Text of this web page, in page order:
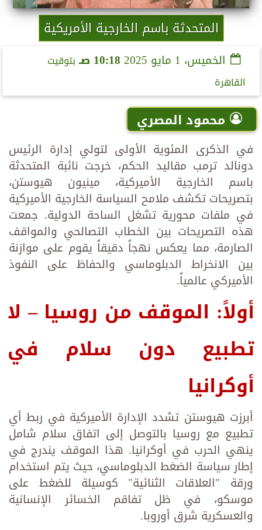
المتحدثة باسم الخارجية الأمريكية
الخميس، 1 مايو 2025 10:18 صـ
بتوقيت
القاهرة
محمود المصري
في الذكرى المئوية الأولى لتولي إدارة الرئيس
دونالد ترمب مقاليد الحكم، خرجت نائبة المتحدثة
باسم الخارجية الأميركية، مينيون هيوستن،
بتصريحات تكشف ملامح السياسة الخارجية الأميركية
في ملفات محورية تشغل الساحة الدولية. جمعت
هذه التصريحات بين الخطاب التصالحي والمواقف
الصارمة، مما يعكس نهجاً دقيقاً يقوم على موازنة
بين الانخراط الدبلوماسي والحفاظ على النفوذ
الأميركي عالمياً.
أولاً: الموقف من روسيا – لا
تطبيع دون سلام في
أوكرانيا
أبرزت هيوستن تشدد الإدارة الأميركية في ربط أي
تطبيع مع روسيا بالتوصل إلى اتفاق سلام شامل
ينهي الحرب في أوكرانيا. هذا الموقف يندرج في
إطار سياسة الضغط الدبلوماسي، حيث يتم استخدام
ورقة "العلاقات الثنائية" كوسيلة للضغط على
موسكو، في ظل تفاقم الخسائر الإنسانية
والعسكرية شرق أوروبا.